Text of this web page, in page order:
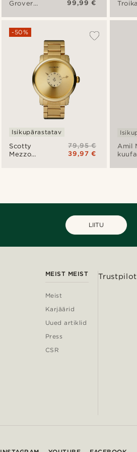
Grover
99,99 €
Scotty
Mezzo
-50%
Isikupärastatav
79,95 €
39,97 €
Amil
LIITU
MEIST MEIST
Meist
Karjäärid
Uued artiklid
Press
CSR
Trustpilot